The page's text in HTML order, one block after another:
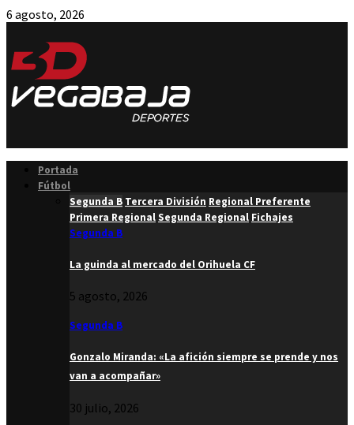
6 agosto, 2026
Portada
Fútbol
Segunda B Tercera División Regional Preferente
Primera RegionalSegunda Regional Fichajes
Segunda B
La guinda al mercado del Orihuela CF
5 agosto, 2026
Segunda B
Gonzalo Miranda: «La afición siempre se prende y nos
van a acompañar»
30 julio, 2026